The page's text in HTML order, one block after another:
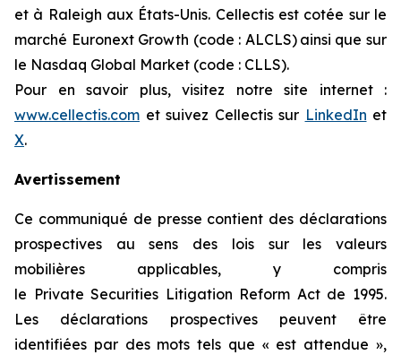
et à Raleigh aux États-Unis. Cellectis est cotée sur le
marché Euronext Growth (code : ALCLS) ainsi que sur
le Nasdaq Global Market (code : CLLS).
Pour en savoir plus, visitez notre site internet :
www.cellectis.com et suivez Cellectis sur LinkedIn et
X.
Avertissement
Ce communiqué de presse contient des déclarations
prospectives au sens des lois sur les valeurs
mobilières applicables, y compris
le Private Securities Litigation Reform Actde 1995.
Les déclarations prospectives peuvent être
identifiées par des mots tels que « est attendue »,